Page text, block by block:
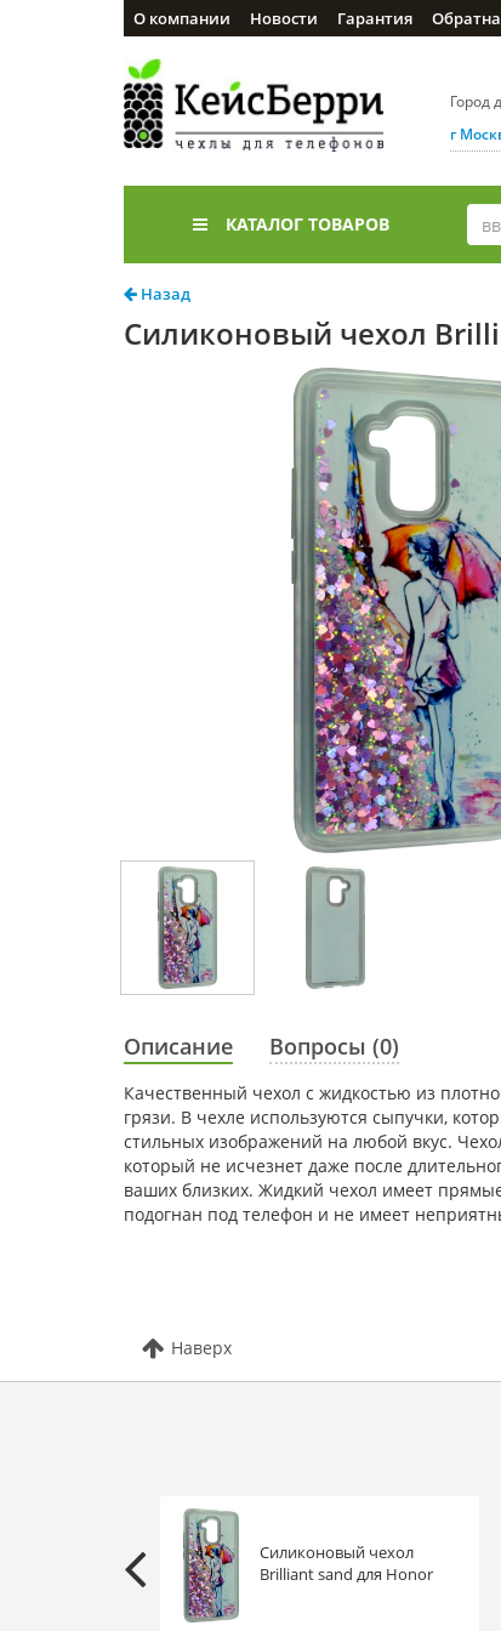
О компании Новости Гарантия
Город
г
КАТАЛОГ ТОВАРОВ
Назад
Силиконовый чехол
Описание Вопросы (0)
Качественный чехол с жидкостью из
грязи. В чехле используются сыпучки,
стильных изображений на любой вкус.
который не исчезнет даже после
ваших близких. Жидкий чехол имеет
подогнан под телефон и не имеет
Наверх
Силиконовый чехол
Brilliant sand для Honor